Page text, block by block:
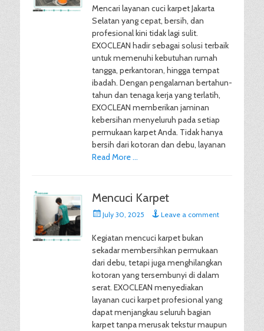
Mencari layanan cuci karpet Jakarta
Selatan yang cepat, bersih, dan
profesional kini tidak lagi sulit.
EXOCLEAN hadir sebagai solusi terbaik
untuk memenuhi kebutuhan rumah
tangga, perkantoran, hingga tempat
ibadah. Dengan pengalaman bertahun-
tahun dan tenaga kerja yang terlatih,
EXOCLEAN memberikan jaminan
kebersihan menyeluruh pada setiap
permukaan karpet Anda. Tidak hanya
bersih dari kotoran dan debu, layanan
Read More …
Mencuci Karpet
PostedJuly 30, 2025 Leave a comment
Kegiatan mencuci karpet bukan
sekadar membersihkan permukaan
dari debu, tetapi juga menghilangkan
kotoran yang tersembunyi di dalam
serat. EXOCLEAN menyediakan
layanan cuci karpet profesional yang
dapat menjangkau seluruh bagian
karpet tanpa merusak tekstur maupun